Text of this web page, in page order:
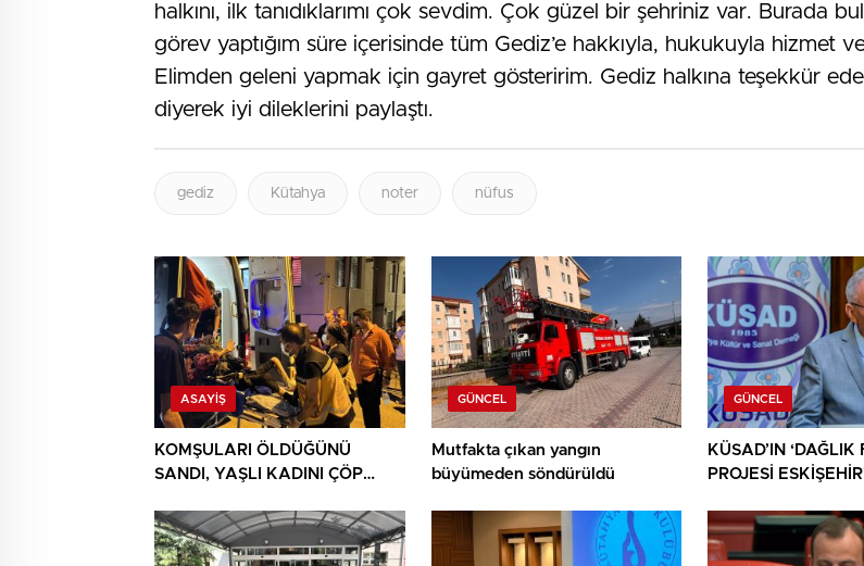
halkını, ilk tanıdıklarımı çok sevdim. Çok güzel bir şehriniz var. Burada
görev yaptığım süre içerisinde tüm Gediz’e hakkıyla, hukukuyla hizmet
Elimden geleni yapmak için gayret gösteririm. Gediz halkına teşekkür
diyerek iyi dileklerini paylaştı.
gediz Kütahya noter nüfus
ASAYIŞ
KOMŞULARI ÖLDÜĞÜNÜ
SANDI, YAŞLI KADINI ÇÖP
BULUNDU
GÜNCEL
Mutfakta çıkan yangın
büyümeden söndürüldü
GÜNCEL
KÜSAD’IN ‘DAĞLIK
PROJESİ
BULUŞUYOR